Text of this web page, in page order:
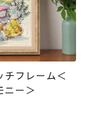
チフレーム＜
ニー＞